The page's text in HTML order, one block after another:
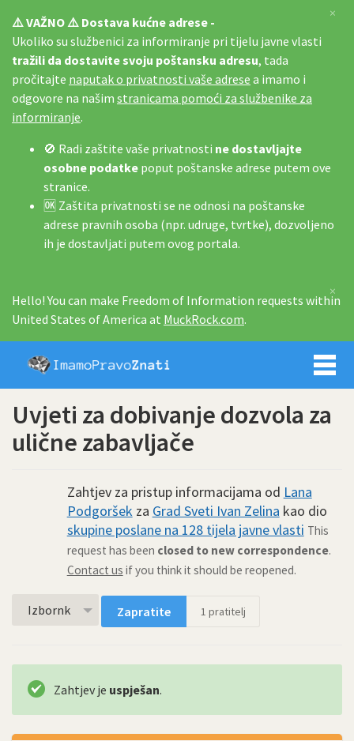
⚠️ VAŽNO ⚠️ Dostava kućne adrese -
Ukoliko su službenici za informiranje pri tijelu javne vlasti
tražili da dostavite svoju poštansku adresu, tada
pročitajte naputak o privatnosti vaše adrese a imamo i
odgovore na našim stranicama pomoći za službenike za
informiranje.
🚫 Radi zaštite vaše privatnosti ne dostavljajte
osobne podatke poput poštanske adrese putem ove
stranice.
🆗 Zaštita privatnosti se ne odnosi na poštanske
adrese pravnih osoba (npr. udruge, tvrtke), dozvoljeno
ih je dostavljati putem ovog portala.
×
Hello! You can make Freedom of Information requests within
United States of America at MuckRock.com.
×
Imamo
Uvjeti za dobivanje dozvola za
ulične zabavljače
Zahtjev za pristup informacijama od Lana
Podgoršek za Grad Sveti Ivan Zelina kao dio
skupine poslane na 128 tijela javne vlasti This
request has been closed to new correspondence.
Contact us if you think it should be reopened.
Izbornk Zapratite 1 pratitelj
Zahtjev je uspješan.